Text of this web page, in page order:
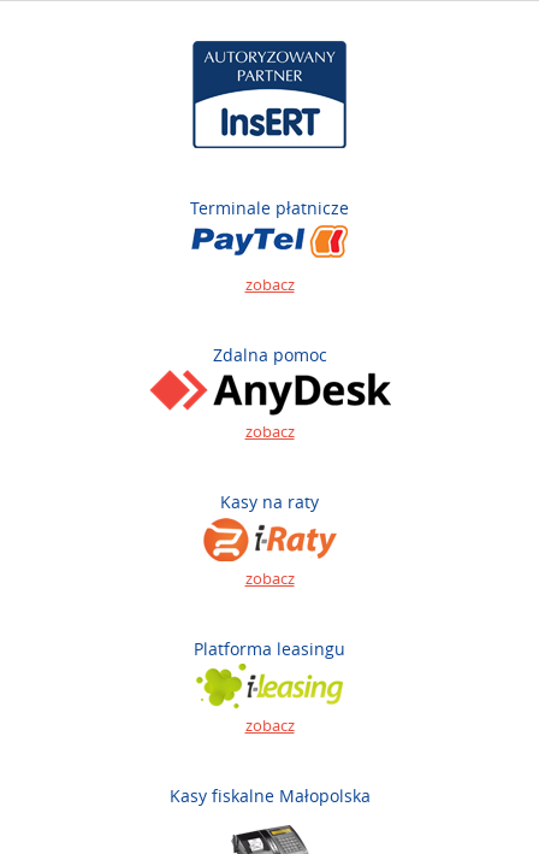
Terminale płatnicze
zobacz
Zdalna pomoc
zobacz
Kasy na raty
zobacz
Platforma leasingu
zobacz
Kasy fiskalne Małopolska